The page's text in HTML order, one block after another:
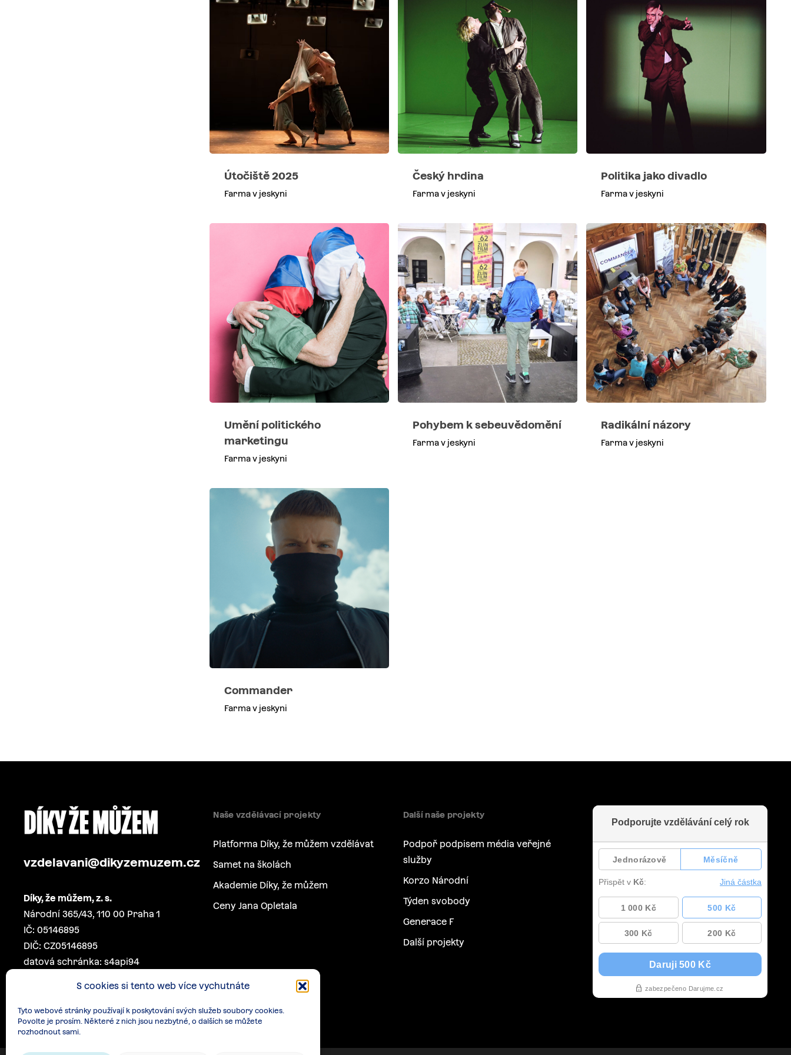
S cookies si tento web více vychutnáte
Tyto webové stránky používají k poskytování svých služeb soubory cookies.
Povolte je prosím. Některé z nich jsou nezbytné, o dalších se můžete
rozhodnout sami.
Útočiště 2025
Farma v jeskyni
Český hrdina
Farma v jeskyni
Politika jako divadlo
Farma v jeskyni
Umění politického
marketingu
Farma v jeskyni
Pohybem k sebeuvědomění
Farma v jeskyni
Radikální názory
Farma v jeskyni
Commander
Farma v jeskyni
vzdelavani@dikyzemuzem.cz
Díky, že můžem, z. s.
Národní 365/43, 110 00 Praha 1
IČ: 05146895
DIČ: CZ05146895
datová schránka: s4api94
Naše vzdělávací projekty
Platforma Díky, že můžem vzdělávat
Samet na školách
Akademie Díky, že můžem
Ceny Jana Opletala
Další naše projekty
Podpoř podpisem média veřejné
služby
Korzo Národní
Týden svobody
Generace F
Další projekty